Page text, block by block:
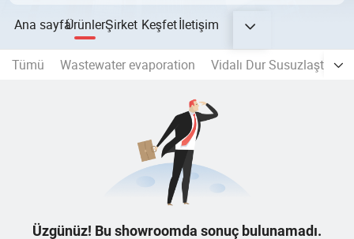
Ana sayfaÜrünlerŞirket Keşfetİletişim
Tümü Wastewater evaporation Vidalı Dur Susuzlaştırma
Üzgünüz! Bu showroomda sonuç bulunamadı.